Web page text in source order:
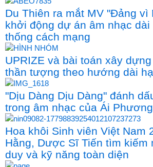
Du Thiên ra mắt MV "Đảng vì
khởi động dự án âm nhạc
thống cách mạng
UPRIZE và bài toán xây
thần tượng theo hướng dài
"Dịu Dàng Dịu Dàng" đánh
trong âm nhạc của Ái Phương
Hoa khôi Sinh viên Việt Nam
Hằng, Dược Sĩ Tiến tìm kiếm
duy và kỹ năng toàn diện